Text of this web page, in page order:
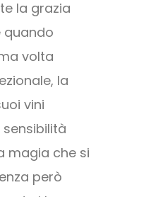
la grazia
quando
volta
la
vini
magia che si
però